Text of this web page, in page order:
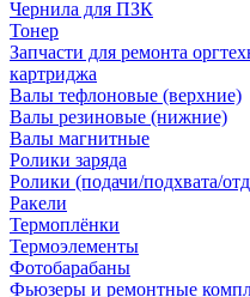
Чернила для ПЗК
Тонер
Запчасти для ремонта
картриджа
Валы тефлоновые (верхние)
Валы резиновые (нижние)
Валы магнитные
Ролики заряда
Ролики (подачи/подхвата/
Ракели
Термоплёнки
Термоэлементы
Фотобарабаны
Фьюзеры и ремонтные